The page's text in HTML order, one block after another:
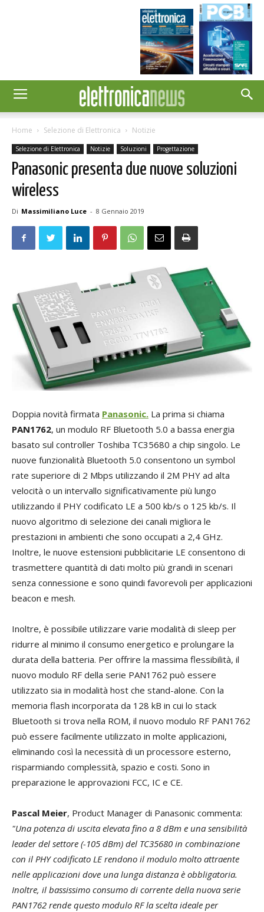
Home Selezione di Elettronica Notizie
Selezione di Elettronica Notizie Soluzioni Progettazione
Panasonic presenta due nuove soluzioni
wireless
Di Massimiliano Luce - 8 Gennaio 2019
Doppia novità firmata Panasonic. La prima si chiama
PAN1762, un modulo RF Bluetooth 5.0 a bassa energia
basato sul controller Toshiba TC35680 a chip singolo. Le
nuove funzionalità Bluetooth 5.0 consentono un symbol
rate superiore di 2 Mbps utilizzando il 2M PHY ad alta
velocità o un intervallo significativamente più lungo
utilizzando il PHY codificato LE a 500 kb/s o 125 kb/s. Il
nuovo algoritmo di selezione dei canali migliora le
prestazioni in ambienti che sono occupati a 2,4 GHz.
Inoltre, le nuove estensioni pubblicitarie LE consentono di
trasmettere quantità di dati molto più grandi in scenari
senza connessione e sono quindi favorevoli per applicazioni
beacon e mesh.
Inoltre, è possibile utilizzare varie modalità di sleep per
ridurre al minimo il consumo energetico e prolungare la
durata della batteria. Per offrire la massima flessibilità, il
nuovo modulo RF della serie PAN1762 può essere
utilizzato sia in modalità host che stand-alone. Con la
memoria flash incorporata da 128 kB in cui lo stack
Bluetooth si trova nella ROM, il nuovo modulo RF PAN1762
può essere facilmente utilizzato in molte applicazioni,
eliminando così la necessità di un processore esterno,
risparmiando complessità, spazio e costi. Sono in
preparazione le approvazioni FCC, IC e CE.
Pascal Meier, Product Manager di Panasonic commenta:
"Una potenza di uscita elevata fino a 8 dBm e una sensibilità
leader del settore (-105 dBm) del TC35680 in combinazione
con il PHY codificato LE rendono il modulo molto attraente
nelle applicazioni dove una lunga distanza è obbligatoria.
Inoltre, il bassissimo consumo di corrente della nuova serie
PAN1762 rende questo modulo RF la scelta ideale per